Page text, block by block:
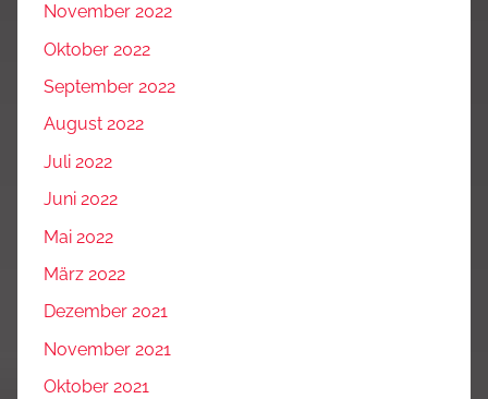
November 2022
Oktober 2022
September 2022
August 2022
Juli 2022
Juni 2022
Mai 2022
März 2022
Dezember 2021
November 2021
Oktober 2021